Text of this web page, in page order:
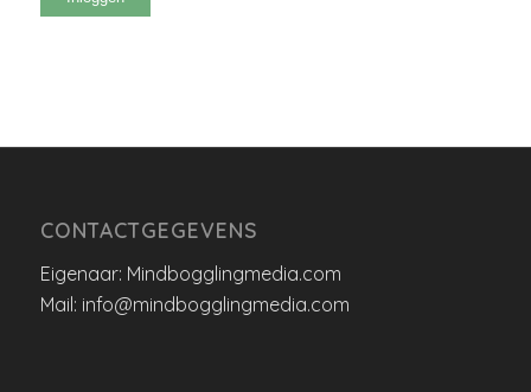
CONTACTGEGEVENS
Eigenaar: Mindbogglingmedia.com
Mail: info@mindbogglingmedia.com